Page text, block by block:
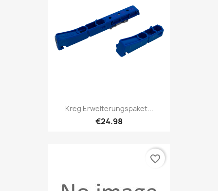
Kreg Erweiterungspaket...
€24.98
favorite_border